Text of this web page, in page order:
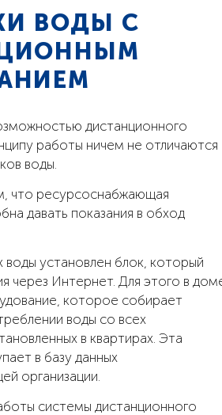
ВОДЫ С
дистанционного
работы ничем не отличаются
воды.
что ресурсоснабжающая
давать показания в обход
воды установлен блок, который
через Интернет. Для этого в
которое собирает
воды со всех
в квартирах. Эта
в базу данных
организации.
системы дистанционного